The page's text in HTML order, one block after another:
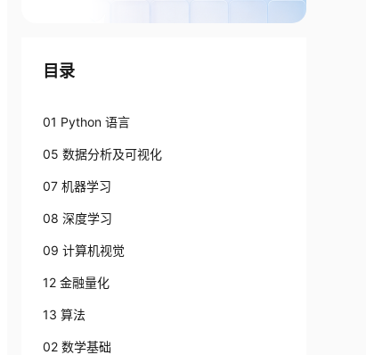
目录
01 Python 语言
05 数据分析及可视化
07 机器学习
08 深度学习
09 计算机视觉
12 金融量化
13 算法
02 数学基础